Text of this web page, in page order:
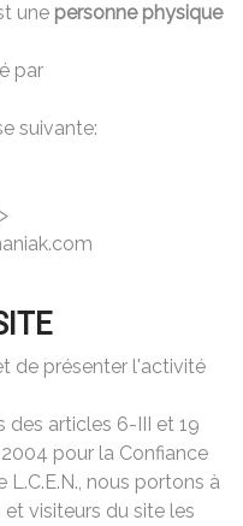
une personne physique
par
suivante:
de présenter l'activité
articles 6-III et 19
pour la Confiance
nous portons à
visiteurs du site les